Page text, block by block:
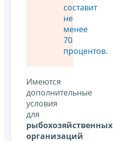
составит
не
менее
70
процентов.
Имеются
дополнительные
условия
для
рыбохозяйственных
организаций